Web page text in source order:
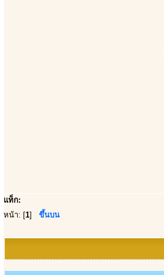
แท็ก:
หน้า: [1] ขึ้นบน